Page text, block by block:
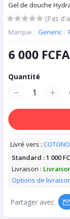
Gel de douche
(Pas
Marque : Generic |
6 000 FCFA
Quantité
Livré vers :
Standard :1 000
Livraison :
Options de
Partager avec